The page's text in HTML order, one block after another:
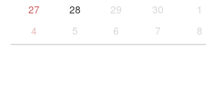
27
28 29 30 1
4
5 6 7 8